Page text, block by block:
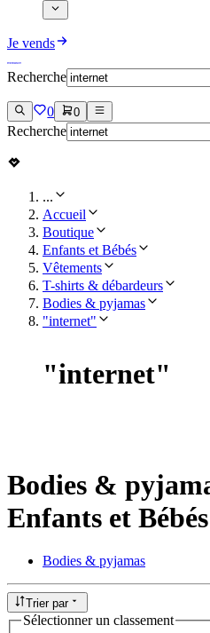
Je vends
Recherche
0 0
Recherche
...
Accueil
Boutique
Enfants et Bébés
Vêtements
T-shirts & débardeurs
Bodies & pyjamas
"internet"
"internet"
Bodies &
Enfants et Bébés
Bodies & pyjamas
Trier par
Sélectionner un classement